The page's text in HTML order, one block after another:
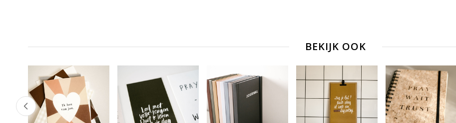
BEKIJK OOK